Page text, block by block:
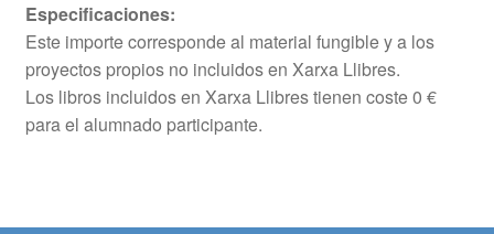
Especificaciones:
Este importe corresponde al material fungible y a los
proyectos propios no incluidos en Xarxa Llibres.
Los libros incluidos en Xarxa Llibres tienen coste 0 €
para el alumnado participante.